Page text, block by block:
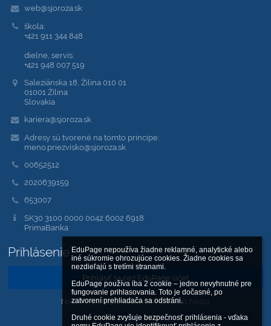
EduPage nepoužíva žiadne reklamné, analytické alebo
iné súkromie ohrozujúce cookies. Žiadne cookies sa
nezdieľajú s tretími stranami.
EduPage používa iba 2 cookie – jedno nevyhnutné pre
fungovanie prihlasovania. Toto je dočasné, po
zatvorení prehliadača sa odstráni.
Druhé cookie zvyšuje bezpečnosť prihlásenia - vďaka
web@sjoroza.sk
škola:
+421 911 344 848
dielne, servis:
+421 948 007 519
Saleziánska 18, Žilina 010 01
01001 Žilina
Slovakia
kariera@sjoroza.sk
Adresy sú tvorené na tomto princípe:
meno.priezvisko@sjoroza.sk
00652512
2020639159
653007
SK30 3100 0000 0042 6002 6918
PrimaBanka
Prihlásenie
Prihlásiť sa cez EduPage účet
Neviem prihlasovacie meno alebo heslo